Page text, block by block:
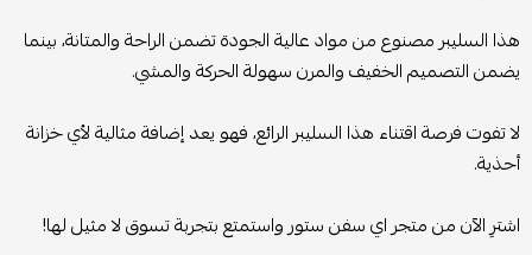
هذا السليبر مصنوع من مواد عالية الجودة تضمن الراحة والمتانة، بينما
يضمن التصميم الخفيف والمرن سهولة الحركة والمشي.
لا تفوت فرصة اقتناء هذا السليبر الرائع، فهو يعد إضافة مثالية لأي خزانة
أحذية.
اشترِ الآن من متجر اي سفن ستور واستمتع بتجربة تسوق لا مثيل لها!